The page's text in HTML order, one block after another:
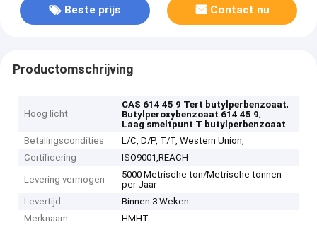
Beste prijs Contact nu
Productomschrijving
Hoog licht
CAS 614 45 9 Tert butylperbenzoaat,
Butylperoxybenzoaat 614 45 9,
Laag smeltpunt T butylperbenzoaat
Betalingscondities
L/C, D/P, T/T, Western Union,
Certificering
ISO9001,REACH
Levering vermogen
5000 Metrische ton/Metrische tonnen
per Jaar
Levertijd
Binnen 3 Weken
Merknaam
HMHT